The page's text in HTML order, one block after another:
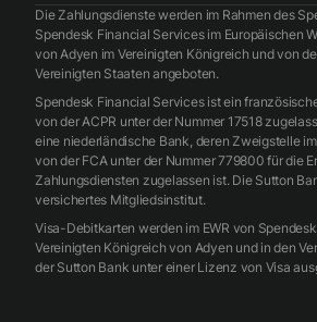
Die Zahlungsdienste werden im Rahmen des
Spendesk Financial Services im Europäischen
von Adyen im Vereinigten Königreich und von
Vereinigten Staaten angeboten.
Spendesk Financial Services ist ein
von der ACPR unter der Nummer 17518
eine niederländische Bank, deren Zweigstelle
von der FCA unter der Nummer 779800 für die
Zahlungsdiensten zugelassen ist. Die Sutton
versichertes Mitgliedsinstitut.
Visa-Debitkarten werden im EWR von
Vereinigten Königreich von Adyen und in den
der Sutton Bank unter einer Lizenz von Visa